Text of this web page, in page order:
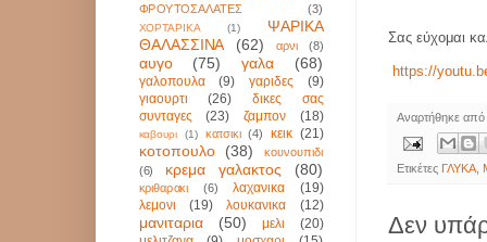
Σας εύχομαι
https://
Αναρτήθηκε
Ετικέτες ΓΛΥΚΑ
Δεν
ΦΡΟΥΤΟΣΑΛΑΤΕΣ (3)
ΧΟΡΤΑΡΙΚΑ (1)
ΨΑΡΙΚΑ
ΘΑΛΑΣΣΙΝΑ
(62) αρνι (8)
αυγο (75) γαλα (68)
γαλοπουλα (9) γαριδες
(9)
γιαουρτι
(26)
δικες σας
συνταγες
(23) ζαμπον (18)
καβουρι (1) κατσικι (4) κεικ (21)
κοτοπουλο (38)
κουνουπιδι
(6)
κρεμα γαλακτος (80)
κριθαρακι (6) λαχανικα
(19)
λεμονι
(19) λουκανικα (12)
μανιταρια (50) μελι
(20)